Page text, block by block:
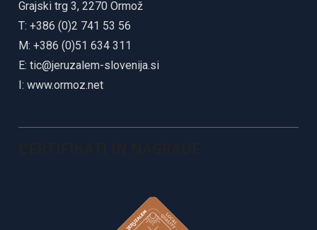
Grajski trg 3, 2270 Ormož
T: +386 (0)2 741 53 56
M: +386 (0)51 634 311
E:tic@jeruzalem-slovenija.si
I:www.ormoz.net